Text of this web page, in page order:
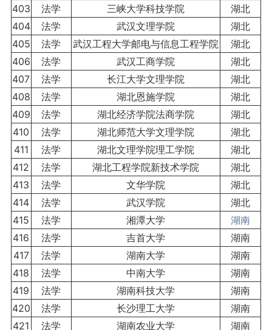
403
法学 三峡大学科技学院
湖北
404
法学 武汉文理学院
湖北
405
法学 武汉工程大学邮电与信息工程学院
湖北
406
法学 武汉工商学院
湖北
407
法学 长江大学文理学院
湖北
408
法学 湖北恩施学院
湖北
409
法学 湖北经济学院法商学院
湖北
410
法学 湖北师范大学文理学院
湖北
411
法学 湖北文理学院理工学院
湖北
412
法学 湖北工程学院新技术学院
湖北
413
法学 文华学院
湖北
414
法学 武汉学院
湖北
415
法学 湘潭大学
湖南
416
法学 吉首大学
湖南
417
法学 湖南大学
湖南
418
法学 中南大学
湖南
419
法学 湖南科技大学
湖南
420
法学 长沙理工大学
湖南
421
法学 湖南农业大学 湖南